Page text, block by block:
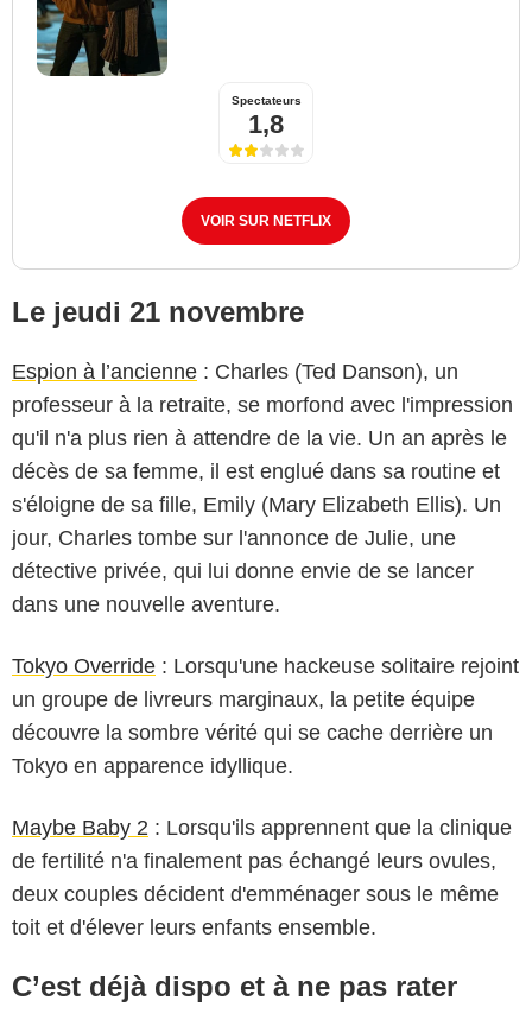
Spectateurs
1,8
VOIR SUR NETFLIX
Le jeudi 21 novembre
Espion à l’ancienne : Charles (Ted Danson), un
professeur à la retraite, se morfond avec l'impression
qu'il n'a plus rien à attendre de la vie. Un an après le
décès de sa femme, il est englué dans sa routine et
s'éloigne de sa fille, Emily (Mary Elizabeth Ellis). Un
jour, Charles tombe sur l'annonce de Julie, une
détective privée, qui lui donne envie de se lancer
dans une nouvelle aventure.
Tokyo Override : Lorsqu'une hackeuse solitaire rejoint
un groupe de livreurs marginaux, la petite équipe
découvre la sombre vérité qui se cache derrière un
Tokyo en apparence idyllique.
Maybe Baby 2 : Lorsqu'ils apprennent que la clinique
de fertilité n'a finalement pas échangé leurs ovules,
deux couples décident d'emménager sous le même
toit et d'élever leurs enfants ensemble.
C’est déjà dispo et à ne pas rater